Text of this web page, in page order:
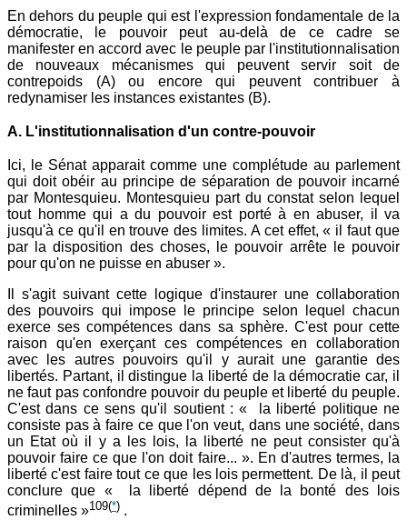
En dehors du peuple qui est l'expression fondamentale de la
démocratie, le pouvoir peut au-delà de ce cadre se
manifester en accord avec le peuple par l'institutionnalisation
de nouveaux mécanismes qui peuvent servir soit de
contrepoids (A) ou encore qui peuvent contribuer à
redynamiser les instances existantes (B).
A. L'institutionnalisation d'un contre-pouvoir
Ici, le Sénat apparait comme une complétude au parlement
qui doit obéir au principe de séparation de pouvoir incarné
par Montesquieu. Montesquieu part du constat selon lequel
tout homme qui a du pouvoir est porté à en abuser, il va
jusqu'à ce qu'il en trouve des limites. A cet effet, « il faut que
par la disposition des choses, le pouvoir arrête le pouvoir
pour qu'on ne puisse en abuser ».
Il s'agit suivant cette logique d'instaurer une collaboration
des pouvoirs qui impose le principe selon lequel chacun
exerce ses compétences dans sa sphère. C'est pour cette
raison qu'en exerçant ces compétences en collaboration
avec les autres pouvoirs qu'il y aurait une garantie des
libertés. Partant, il distingue la liberté de la démocratie car, il
ne faut pas confondre pouvoir du peuple et liberté du peuple.
C'est dans ce sens qu'il soutient : « la liberté politique ne
consiste pas à faire ce que l'on veut, dans une société, dans
un Etat où il y a les lois, la liberté ne peut consister qu'à
pouvoir faire ce que l'on doit faire... ». En d'autres termes, la
liberté c'est faire tout ce que les lois permettent. De là, il peut
conclure que « la liberté dépend de la bonté des lois
criminelles »109(*) .